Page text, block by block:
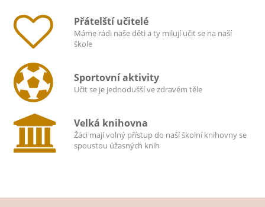
Přátelští učitelé
Máme rádi naše děti a ty milují učit se na naší
škole
Sportovní aktivity
Učit se je jednodušší ve zdravém těle
Velká knihovna
Žáci mají volný přístup do naší školní knihovny se
spoustou úžasných knih